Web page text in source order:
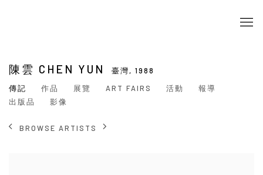
陳雲 CHEN YUN 臺灣,1988
傳記
作品 展覽 ART FAIRS 活動
報導
出版品
影像
BROWSE ARTISTS